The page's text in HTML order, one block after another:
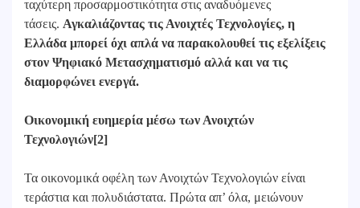
ταχύτερη προσαρμοστικότητα στις αναδυόμενες
τάσεις. Αγκαλιάζοντας τις Ανοιχτές Τεχνολογίες, η
Ελλάδα μπορεί όχι απλά να παρακολουθεί τις εξελίξεις
στον Ψηφιακό Μετασχηματισμό αλλά και να τις
διαμορφώνει ενεργά.
Οικονομική ευημερία μέσω των Ανοιχτών
Τεχνολογιών[2]
Τα οικονομικά οφέλη των Ανοιχτών Τεχνολογιών είναι
τεράστια και πολυδιάστατα. Πρώτα απ’ όλα, μειώνουν